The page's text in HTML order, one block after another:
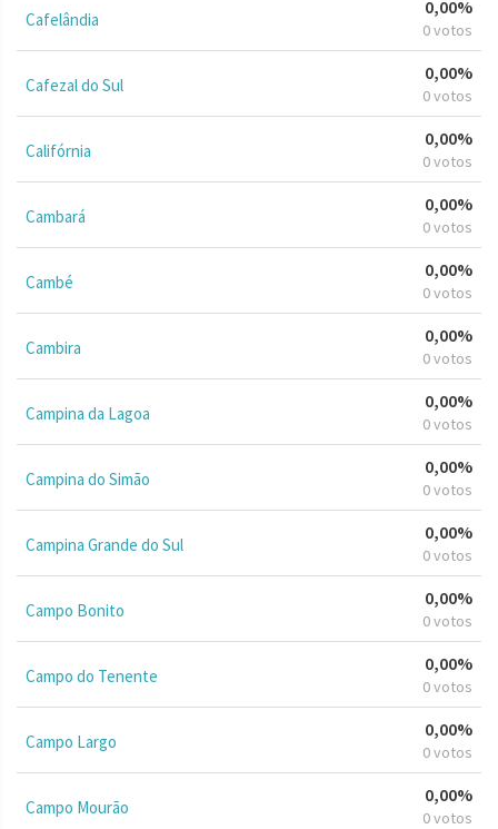
Cafelândia
0,00%
0 votos
Cafezal do Sul
0,00%
0 votos
Califórnia
0,00%
0 votos
Cambará
0,00%
0 votos
Cambé
0,00%
0 votos
Cambira
0,00%
0 votos
Campina da Lagoa
0,00%
0 votos
Campina do Simão
0,00%
0 votos
Campina Grande do Sul
0,00%
0 votos
Campo Bonito
0,00%
0 votos
Campo do Tenente
0,00%
0 votos
Campo Largo
0,00%
0 votos
Campo Mourão
0,00%
0 votos